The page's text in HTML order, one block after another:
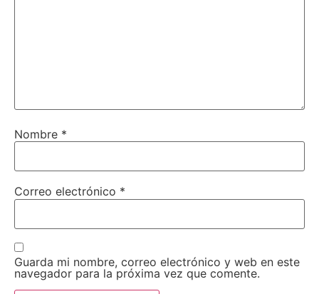
Nombre *
Correo electrónico *
Guarda mi nombre, correo electrónico y web en este
navegador para la próxima vez que comente.